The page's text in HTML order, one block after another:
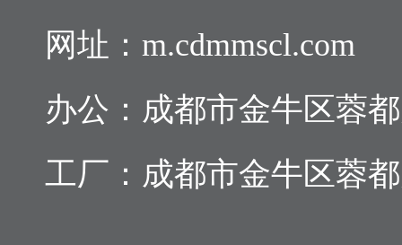
网址：m.cdmmscl.com
办公：成都市金牛区蓉
工厂：成都市金牛区蓉